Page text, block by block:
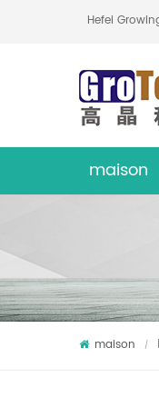
Hefei
maison
maison /